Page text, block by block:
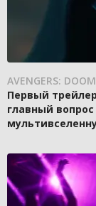
AVENGERS:
Первый
главный